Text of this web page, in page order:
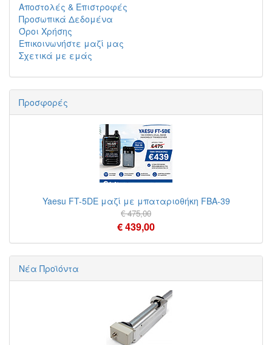
Αποστολές & Επιστροφές
Προσωπικά Δεδομένα
Όροι Χρήσης
Επικοινωνήστε μαζί μας
Σχετικά με εμάς
Προσφορές
Yaesu FT-5DE μαζί με μπαταριοθήκη FBA-39
€ 475,00
€ 439,00
Νέα Προϊόντα